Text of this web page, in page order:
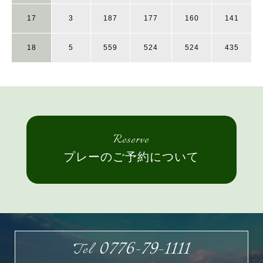
17 3 187 177 160 141
18 5 559 524 524 435
Reserve
プレーのご予約について
Tel 0776-79-1111